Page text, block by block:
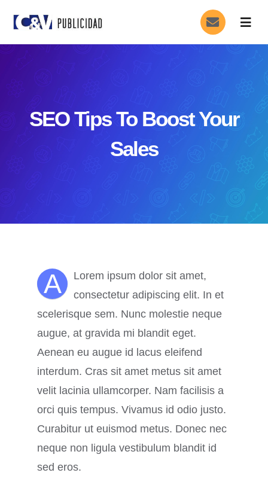
contenido
Servicios
SEO Tips To Boost Your
Sales
A
Lorem ipsum dolor sit amet,
consectetur adipiscing elit. In et
scelerisque sem. Nunc molestie neque
augue, at gravida mi blandit eget.
Aenean eu augue id lacus eleifend
interdum. Cras sit amet metus sit amet
velit lacinia ullamcorper. Nam facilisis a
orci quis tempus. Vivamus id odio justo.
Curabitur ut euismod metus. Donec nec
neque non ligula vestibulum blandit id
sed eros.